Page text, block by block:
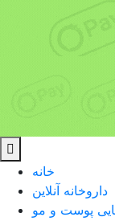
خانه
داروخانه آنلاین
پوست و مو